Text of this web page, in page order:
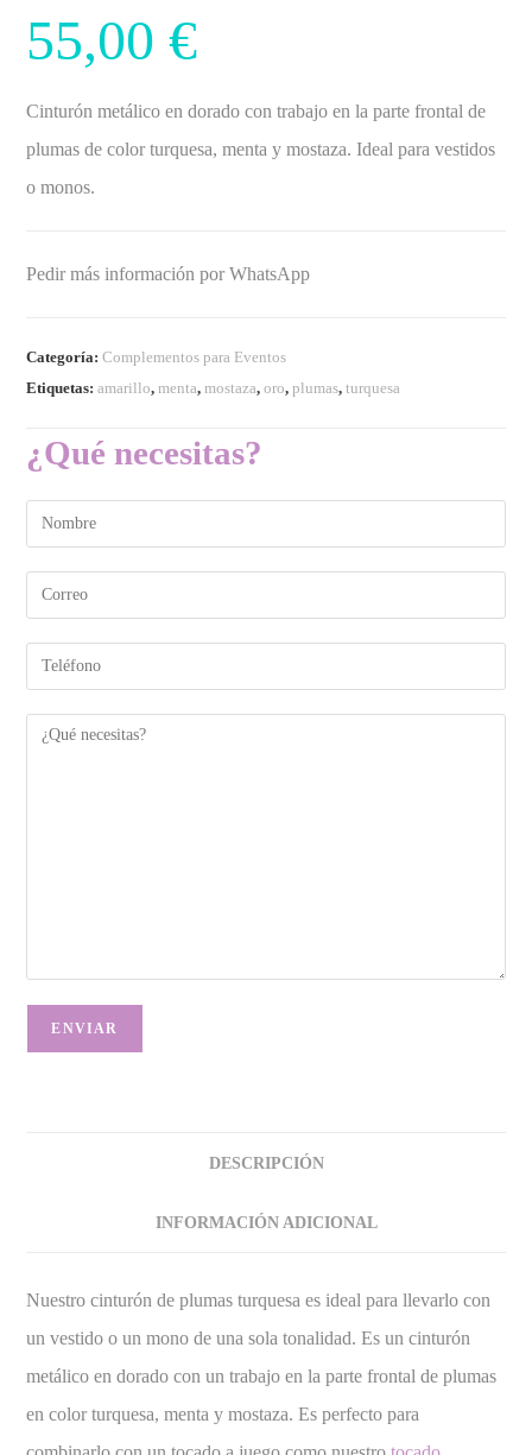
55,00€
Cinturón metálico en dorado con trabajo en la parte frontal de
plumas de color turquesa, menta y mostaza. Ideal para vestidos
o monos.
Pedir más información por WhatsApp
Categoría:Complementos para Eventos
Etiquetas:amarillo,menta,mostaza,oro,plumas,turquesa
¿Qué necesitas?
DESCRIPCIÓN
INFORMACIÓN ADICIONAL
Nuestro cinturón de plumas turquesa es ideal para llevarlo con
un vestido o un mono de una sola tonalidad. Es un cinturón
metálico en dorado con un trabajo en la parte frontal de plumas
en color turquesa, menta y mostaza. Es perfecto para